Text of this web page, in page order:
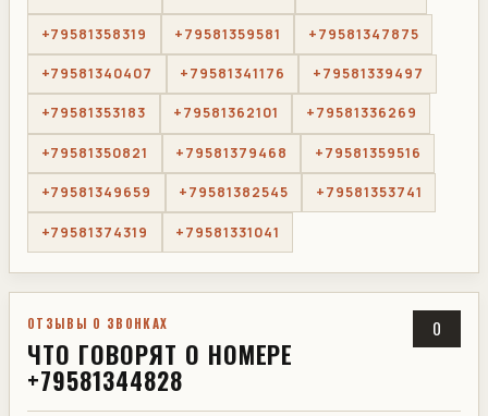
+79581358319 +79581359581 +79581347875
+79581340407 +79581341176 +79581339497
+79581353183 +79581362101 +79581336269
+79581350821 +79581379468 +79581359516
+79581349659 +79581382545 +79581353741
+79581374319 +79581331041
ОТЗЫВЫ О ЗВОНКАХ
ЧТО ГОВОРЯТ О НОМЕРЕ
+79581344828
0